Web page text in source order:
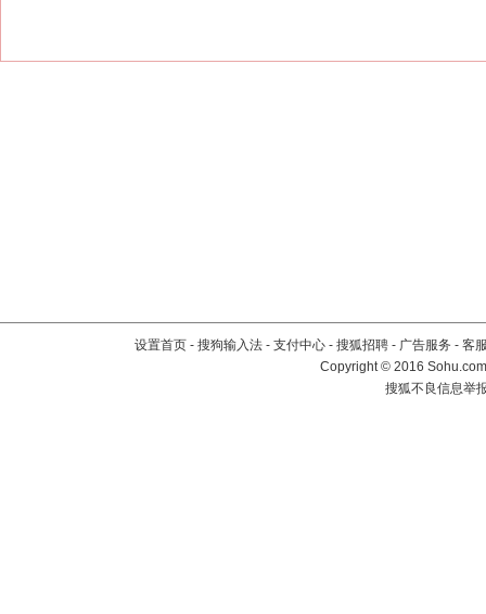
设置首页 - 搜狗输入法 - 支付中心 - 搜狐招聘 - 广告服务 - 客
Copyright©2016
搜狐不良信息举